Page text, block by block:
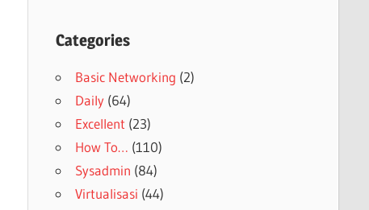
Categories
Basic Networking (2)
Daily(64)
Excellent (23)
How To… (110)
Sysadmin (84)
Virtualisasi (44)